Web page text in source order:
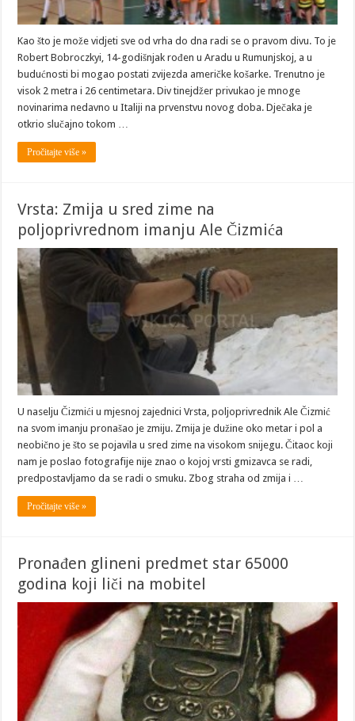
Kao što je može vidjeti sve od vrha do dna radi se o pravom divu. To je
Robert Bobroczkyi, 14-godišnjak rođen u Aradu u Rumunjskoj, a u
budućnosti bi mogao postati zvijezda američke košarke. Trenutno je
visok 2 metra i 26 centimetara. Div tinejdžer privukao je mnoge
novinarima nedavno u Italiji na prvenstvu novog doba. Dječaka je
otkrio slučajno tokom …
Pročitajte više »
Vrsta: Zmija u sred zime na
poljoprivrednom imanju Ale Čizmića
U naselju Čizmići u mjesnoj zajednici Vrsta, poljoprivrednik Ale Čizmić
na svom imanju pronašao je zmiju. Zmija je dužine oko metar i pol a
neobično je što se pojavila u sred zime na visokom snijegu. Čitaoc koji
nam je poslao fotografije nije znao o kojoj vrsti gmizavca se radi,
predpostavljamo da se radi o smuku. Zbog straha od zmija i …
Pročitajte više »
Pronađen glineni predmet star 65000
godina koji liči na mobitel